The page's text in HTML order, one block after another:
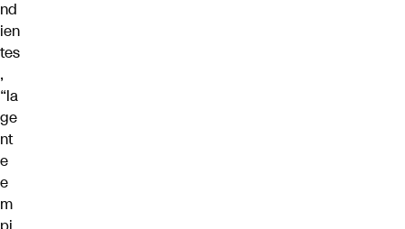
nd
ien
tes
,
“la
ge
nt
e
e
m